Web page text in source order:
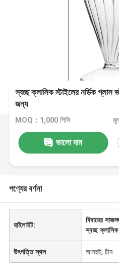
স্বচ্ছ ক্লাসিক স্টাইলের নর্ডিক গ্লাস
জন্য
MOQ：1,000 পিসি
ভালো দাম
পণ্যের বর্ণনা
হাইলাইট:
বিবাহের
স্বচ্ছ
উৎপত্তি স্থল আনহুই, চীন